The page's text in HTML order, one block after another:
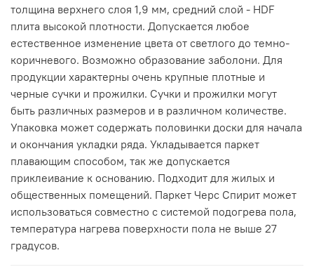
толщина верхнего слоя 1,9 мм, средний слой - HDF
плита высокой плотности. Допускается любое
естественное изменение цвета от светлого до темно-
коричневого. Возможно образование заболони. Для
продукции характерны очень крупные плотные и
черные сучки и прожилки. Сучки и прожилки могут
быть различных размеров и в различном количестве.
Упаковка может содержать половинки доски для начала
и окончания укладки ряда. Укладывается паркет
плавающим способом, так же допускается
приклеивание к основанию. Подходит для жилых и
общественных помещений. Паркет Черс Спирит может
использоваться совместно с системой подогрева пола,
температура нагрева поверхности пола не выше 27
градусов.